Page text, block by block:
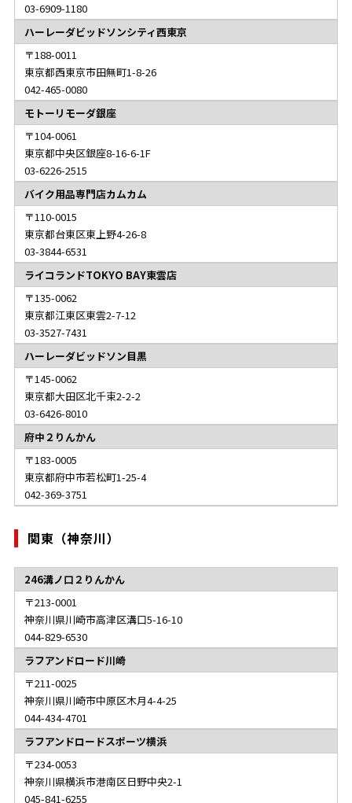
03-6909-1180
ハーレーダビッドソンシティ西東京
188-0011
東京都西東京市田無町1-8-26
042-465-0080
モトーリモーダ銀座
104-0061
東京都中央区銀座8-16-6-1F
03-6226-2515
バイク用品専門店カムカム
110-0015
東京都台東区東上野4-26-8
03-3844-6531
ライコランドTOKYO BAY東雲店
135-0062
東京都江東区東雲2-7-12
03-3527-7431
ハーレーダビッドソン目黒
145-0062
東京都大田区北千束2-2-2
03-6426-8010
府中２りんかん
183-0005
東京都府中市若松町1-25-4
042-369-3751
関東（神奈川）
246溝ノ口２りんかん
213-0001
神奈川県川崎市高津区溝口5-16-10
044-829-6530
ラフアンドロード川崎
211-0025
神奈川県川崎市中原区木月4-4-25
044-434-4701
ラフアンドロードスポーツ横浜
234-0053
神奈川県横浜市港南区日野中央2-1
045-841-6255